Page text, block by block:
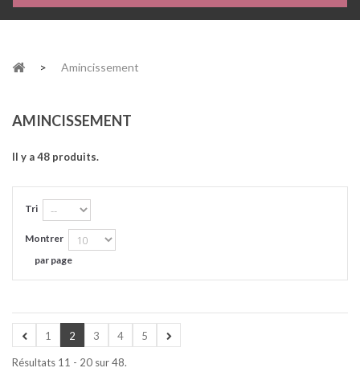
> Amincissement
AMINCISSEMENT
Il y a 48 produits.
Tri
Montrer
par page
1 2 3 4 5
Résultats 11 - 20 sur 48.